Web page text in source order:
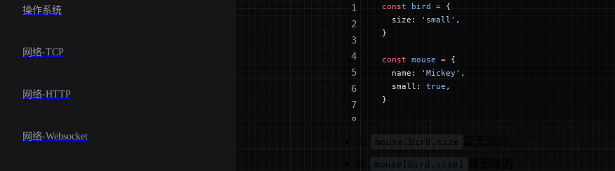
操作系统
网络-TCP
网络-HTTP
网络-Websocket
const bird = {
  size:
'small' ,
}
const mouse = {
  name:
'Mickey' ,
  small:
true ,
}
1
2
3
4
5
6
7
8
A: mouse.bird.size
是无效的
B:
mouse[bird.size]
是无效的